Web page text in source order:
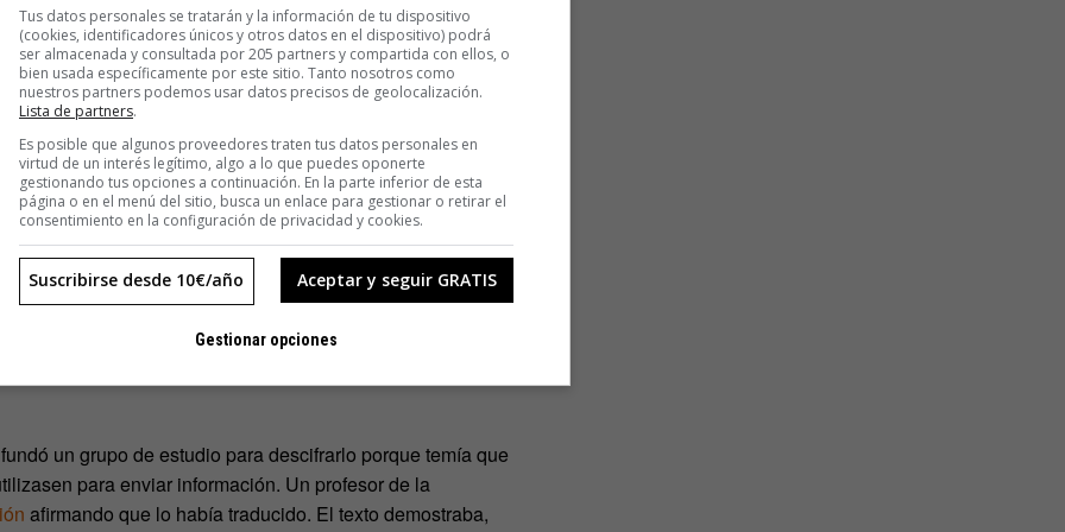
me parecían absurdas; nunca sabríamos identificar y
Aquello era conceptual y filosóficamente ingenuo». La
habían prometido lo que sabían que nunca
grandes cantidades de financiación pública y privada
mágicas e interesadas, sino que, directamente,
mito absurdo. Es el caso del Manuscrito Voynich, un texto
y criptógrafos del s. XX, porque contenía un
un grupo de estudio para descifrarlo porque temía que
para enviar información. Un profesor de la
afirmando que lo había traducido. El texto demostraba,
Tus datos personales se tratarán y la información de tu dispositivo
(cookies, identificadores únicos y otros datos en el dispositivo) podrá
ser almacenada y consultada por 205 partners y compartida con ellos, o
bien usada específicamente por este sitio. Tanto nosotros como
nuestros partners podemos usar datos precisos de geolocalización.
Lista de partners.
Es posible que algunos proveedores traten tus datos personales en
virtud de un interés legítimo, algo a lo que puedes oponerte
gestionando tus opciones a continuación. En la parte inferior de esta
página o en el menú del sitio, busca un enlace para gestionar o retirar el
consentimiento en la configuración de privacidad y cookies.
Aceptar y seguir GRATIS
Suscribirse desde 10€/año
Gestionar opciones